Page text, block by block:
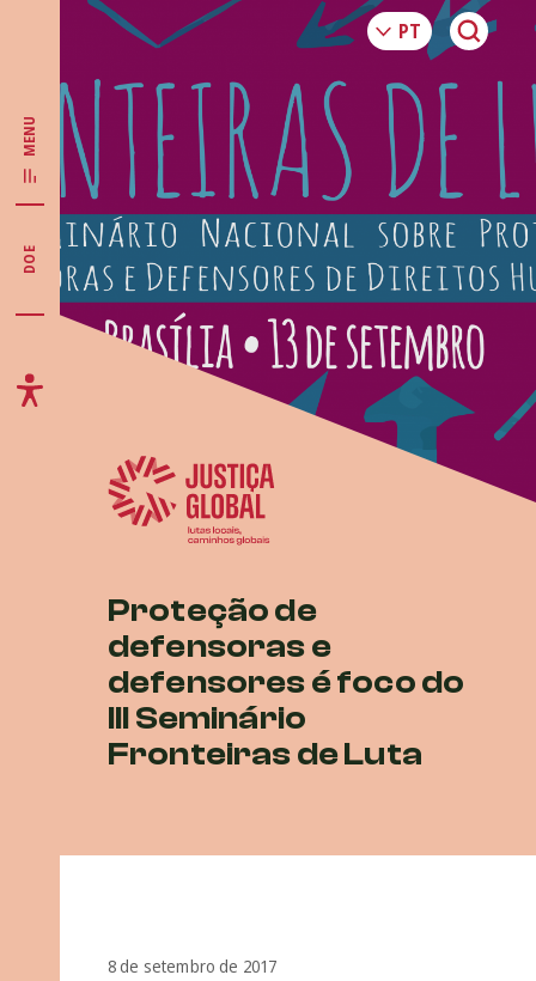
MENU
DOE
Proteção de
defensoras e
defensores é foco do
III Seminário
Fronteiras de Luta
8 de setembro de 2017